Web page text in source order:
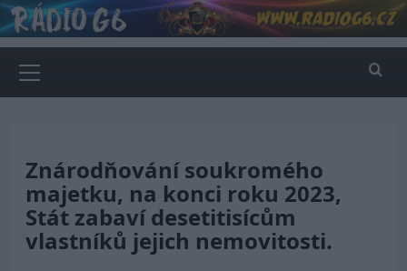
Skip
to
content
Menu
Znárodňování soukromého
majetku, na konci roku 2023,
Stát zabaví desetitisícům
vlastníků jejich nemovitosti.